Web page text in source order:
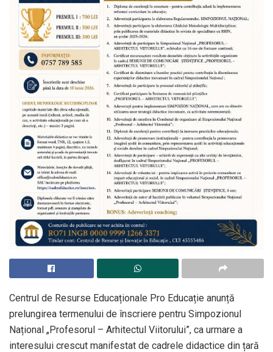
Centrul de Resurse Educaționale Pro Educație anunță
prelungirea termenului de înscriere pentru Simpozionul
Național „Profesorul – Arhitectul Viitorului”, ca urmare a
interesului crescut manifestat de cadrele didactice din țară